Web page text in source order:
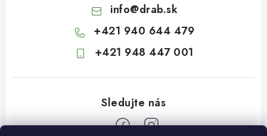
info@drab.sk
+421 940 644 479
+421 948 447 001